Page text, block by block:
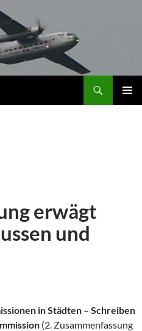
erwägt
und
in Städten – Schreiben
(2. Zusammenfassung